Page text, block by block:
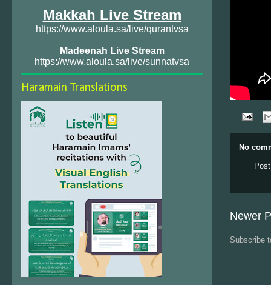
No
Newer
Subscribe
Makkah Live Stream
https://www.aloula.sa/live/qurantvsa
Madeenah Live Stream
https://www.aloula.sa/live/sunnatvsa
Haramain Translations